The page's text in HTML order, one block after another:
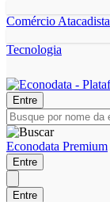
Comércio Atacadista
Tecnologia
Entre
Econodata Premium
Entre
Entre